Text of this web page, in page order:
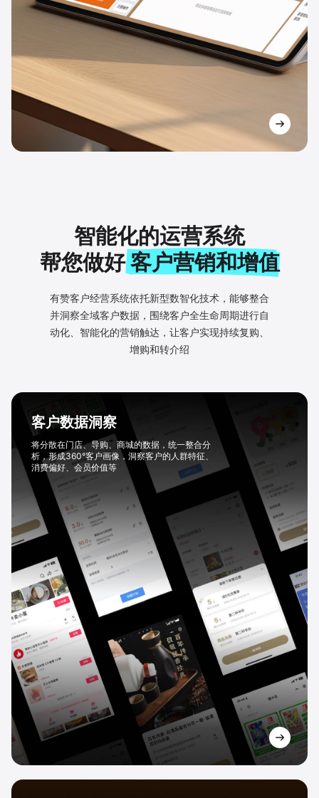
智能化的运营系统
帮您做好客户营销和增值
有赞客户经营系统依托新型数智化技术，能够整合
并洞察全域客户数据，围绕客户全生命周期进行自
动化、智能化的营销触达， 让客户实现持续复购、
增购和转介绍
客户数据洞察
将分散在门店、导购、商城的数据，统一整合分
析，形成360°客户画像，洞察客户的人群特征、
消费偏好、会员价值等